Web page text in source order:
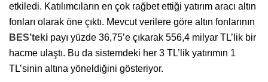
etkiledi. Katılımcıların en çok rağbet ettiği yatırım aracı altın
fonları olarak öne çıktı. Mevcut verilere göre altın fonlarının
BES’teki payı yüzde 36,75’e çıkarak 556,4 milyar TL’lik bir
hacme ulaştı. Bu da sistemdeki her 3 TL’lik yatırımın 1
TL’sinin altına yöneldiğini gösteriyor.